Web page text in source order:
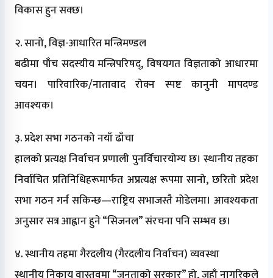
विकास हुन सक्छ।
२. सानो, विज्ञ-आधारित मन्त्रिमण्डल
बढीमा पाँच सदस्यीय मन्त्रिपरिषद्, विषयगत विज्ञताको आधारमा
चयन। पारिवारिक/नातावाद रोक्न स्पष्ट कानुनी मापदण्ड
आवश्यक।
३. प्रदेश सभा गठनको नयाँ ढाँचा
हालको प्रत्यक्ष निर्वाचन प्रणाली पुनर्विचारयोग्य छ। स्थानीय तहका
निर्वाचित प्रतिनिधिहरूमार्फत अप्रत्यक्ष रूपमा सानो, छरितो प्रदेश
सभा गठन गर्न सकिन्छ—राष्ट्रिय सभाजस्तै मोडेलमा। आवश्यकता
अनुसार सत्र आह्वान हुने “सिजनल” संरचना पनि सम्भव छ।
४. स्थानीय तहमा गैरदलीय (गैरदलीय निर्वाचन) व्यवस्था